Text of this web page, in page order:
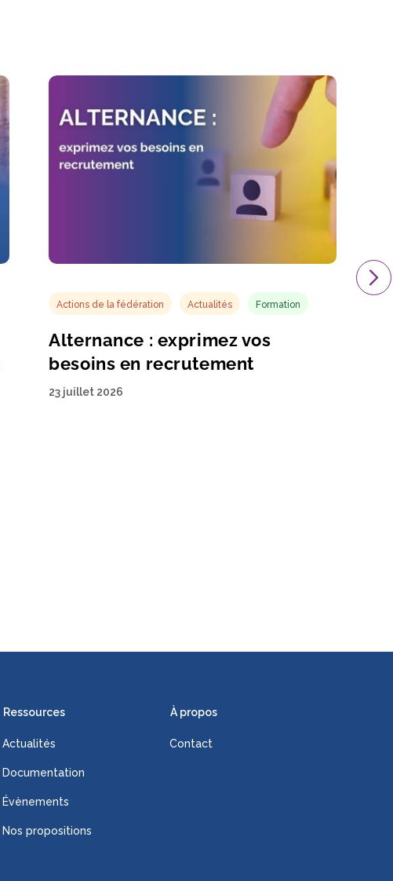
Actions de la fédération Actualités Formation
Alternance : exprimez vos
besoins en recrutement
23 juillet 2026
Ressources
Actualités
Documentation
Évènements
Nos propositions
À propos
Contact